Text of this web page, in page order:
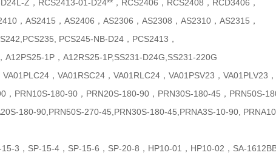
Z，RCS2413-01-D24**，RCS2406，RCS2408，RCD3406，
，AS2415，AS2406，AS2306，AS2308，AS2310，AS2315，
PCS245-NB-D24，PCS2413，
A12PS25-1P，A12RS25-1P,SS231-D24G,SS231-220G
VA01PLC24，VA01RSC24，VA01RLC24，VA01PSV23，VA01PLV23
，PRN10S-180-90，PRN20S-180-90，PRN30S-180-45，PRN50S-
180-90,PRN50S-270-45,PRN30S-180-45,PRNA3S-10-90,
3，SP-15-4，SP-15-6，SP-20-8，HP10-01，HP10-02，SA-